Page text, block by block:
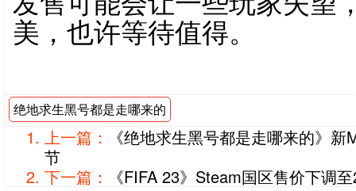
美，也许等待值得。
绝地求生黑号都是走哪来的
上一篇：
《绝地求生黑号都是走哪来的》
节
下一篇：
《FIFA 23》Steam国区售价下调